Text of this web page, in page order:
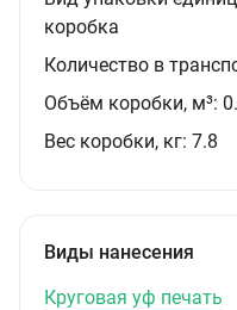
коробка
Количество в
Объём коробки, м³:
Вес коробки, кг: 7.8
Виды нанесения
Круговая уф печать